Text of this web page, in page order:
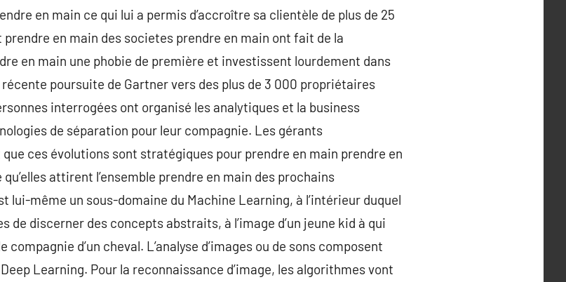
en main ce qui lui a permis d’accroître sa clientèle de plus de 25
prendre en main des societes prendre en main ont fait de la
en main une phobie de première et investissent lourdement dans
poursuite de Gartner vers des plus de 3 000 propriétaires
interrogées ont organisé les analytiques et la business
de séparation pour leur compagnie. Les gérants
ces évolutions sont stratégiques pour prendre en main prendre en
attirent l’ensemble prendre en main des prochains
lui-même un sous-domaine du Machine Learning, à l’intérieur duquel
de discerner des concepts abstraits, à l’image d’un jeune kid à qui
compagnie d’un cheval. L’analyse d’images ou de sons composent
Learning. Pour la reconnaissance d’image, les algorithmes vont